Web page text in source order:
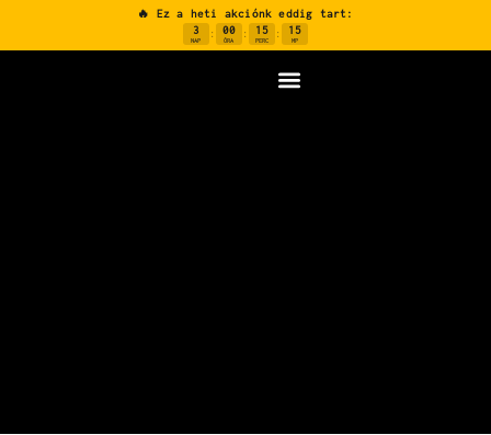
🔥 Ez a heti akciónk eddig tart:
3
NAP
: 00
ÓRA
: 15
PERC
: 14
MP